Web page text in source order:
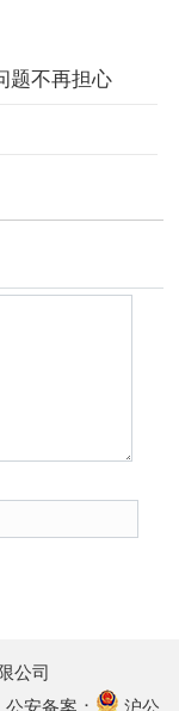
题不再担心
公司
公安备案： 沪公